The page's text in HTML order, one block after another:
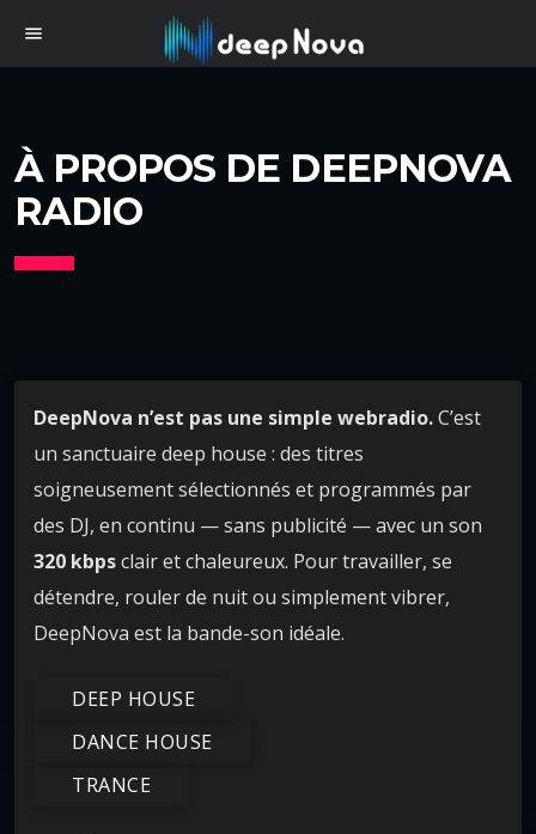
menu
À PROPOS DE DEEPNOVA
RADIO
DeepNova n’est pas une simple webradio.C’est
un sanctuaire deep house : des titres
soigneusement sélectionnés et programmés par
des DJ, en continu — sans publicité — avec un son
320 kbpsclair et chaleureux. Pour travailler, se
détendre, rouler de nuit ou simplement vibrer,
DeepNova est la bande-son idéale.
DEEP HOUSE
DANCE HOUSE
TRANCE